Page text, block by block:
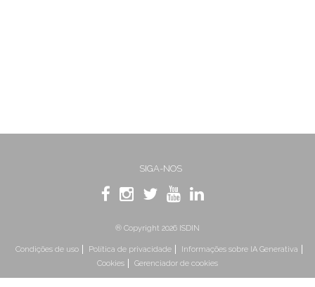
SIGA-NOS
® Copyright 2026 ISDIN
Condições de uso Política de privacidade
Informações sobre IA Generativa
Cookies
Gerenciador de cookies